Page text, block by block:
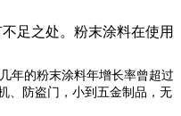
足之处。粉末涂料在使用
年的粉末涂料年增长率曾超过
、防盗门，小到五金制品，无